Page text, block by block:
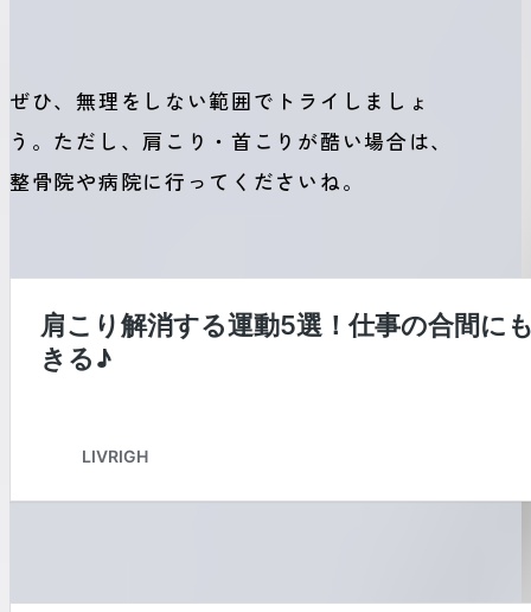
ぜひ、無理をしない範囲でトライしましょ
う。ただし、肩こり・首こりが酷い場合は、
整骨院や病院に行ってくださいね。